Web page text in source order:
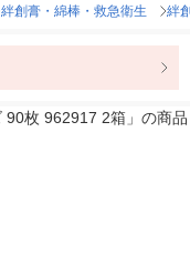
絆創膏・綿棒・救急衛生 絆